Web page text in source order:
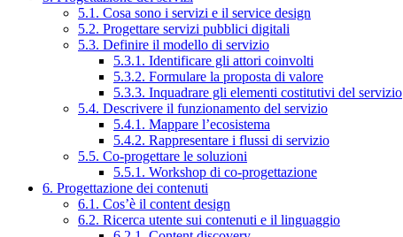
5.1. Cosa sono i servizi e il service design
5.2. Progettare servizi pubblici digitali
5.3. Definire il modello di servizio
5.3.1. Identificare gli attori coinvolti
5.3.2. Formulare la proposta di valore
5.3.3. Inquadrare gli elementi costitutivi del servizio
5.4. Descrivere il funzionamento del servizio
5.4.1. Mappare l’ecosistema
5.4.2. Rappresentare i flussi di servizio
5.5. Co-progettare le soluzioni
5.5.1. Workshop di co-progettazione
6. Progettazione dei contenuti
6.1. Cos’è il content design
6.2. Ricerca utente sui contenuti e il linguaggio